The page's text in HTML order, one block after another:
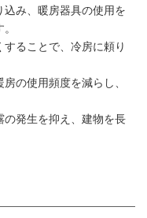
み、暖房器具の使用を
ることで、冷房に頼り
の使用頻度を減らし、
の発生を抑え、建物を長